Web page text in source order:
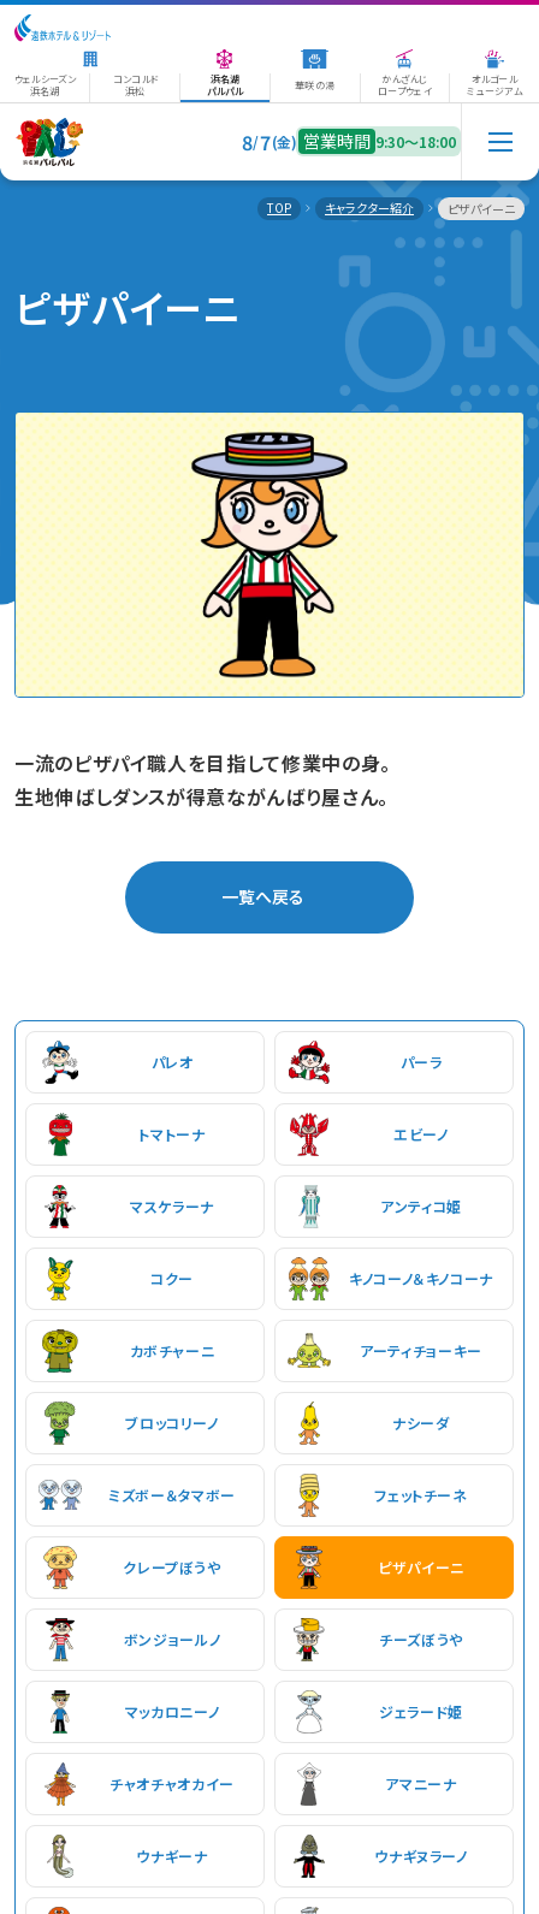
ウェルシーズン
浜名湖
コンコルド
浜松
浜名湖
パルパル
華咲の湯
かんざんじ
ロープウェイ
オルゴール
ミュージアム
8/7(金) 営業時間 9:30〜18:00
TOP キャラクター紹介 ピザパイーニ
ピザパイーニ
一流のピザパイ職人を目指して修業中の身。
生地伸ばしダンスが得意ながんばり屋さん。
一覧へ戻る
パレオ パーラ
トマトーナ エビーノ
マスケラーナ アンティコ姫
コクー キノコーノ＆キノコーナ
カボチャーニ アーティチョーキー
ブロッコリーノ ナシーダ
ミズボー＆タマボー フェットチーネ
クレープぼうや ピザパイーニ
ボンジョールノ チーズぼうや
マッカロニーノ ジェラード姫
チャオチャオカイー アマニーナ
ウナギーナ ウナギヌラーノ